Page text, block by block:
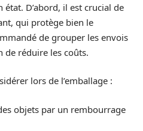
D’abord, il est crucial de
qui protège bien le
de grouper les envois
de réduire les coûts.
lors de l’emballage :
objets par un rembourrage